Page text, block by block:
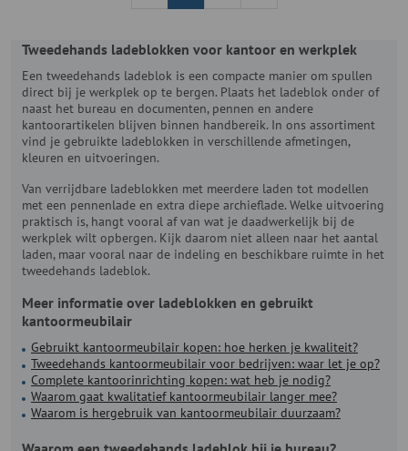
Tweedehands ladeblokken voor kantoor en werkplek
Een tweedehands ladeblok is een compacte manier om spullen
direct bij je werkplek op te bergen. Plaats het ladeblok onder of
naast het bureau en documenten, pennen en andere
kantoorartikelen blijven binnen handbereik. In ons assortiment
vind je gebruikte ladeblokken in verschillende afmetingen,
kleuren en uitvoeringen.
Van verrijdbare ladeblokken met meerdere laden tot modellen
met een pennenlade en extra diepe archieflade. Welke uitvoering
praktisch is, hangt vooral af van wat je daadwerkelijk bij de
werkplek wilt opbergen. Kijk daarom niet alleen naar het aantal
laden, maar vooral naar de indeling en beschikbare ruimte in het
tweedehands ladeblok.
Meer informatie over ladeblokken en gebruikt
kantoormeubilair
Gebruikt kantoormeubilair kopen: hoe herken je kwaliteit?
Tweedehands kantoormeubilair voor bedrijven: waar let je op?
Complete kantoorinrichting kopen: wat heb je nodig?
Waarom gaat kwalitatief kantoormeubilair langer mee?
Waarom is hergebruik van kantoormeubilair duurzaam?